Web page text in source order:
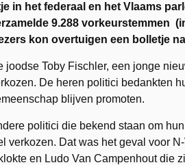
in het federaal en het Vlaams
9.288 vorkeurstemmen
kon overtuigen een bolletje
joodse Toby Fischler, een jonge
De heren politici bedankten
blijven promoten.
politici die bekend staan om
verkozen. Dat was het geval voor
en Ludo Van Campenhout die